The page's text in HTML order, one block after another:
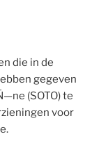
die in de
gegeven
(SOTO) te
voor